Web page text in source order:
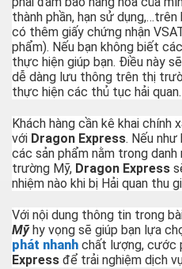
thành phần, hạn sử
có thêm giấy chứng nhận
phẩm). Nếu bạn không biết
thực hiện giúp bạn. Điều này
dễ dàng lưu thông trên thị
thực hiện các thủ tục hải quan.
Khách hàng cần kê khai chính
với Dragon Express. Nếu
các sản phẩm nằm trong
trường Mỹ, Dragon Express
nhiệm nào khi bị Hải quan thu
Với nội dung thông tin trong
Mỹhy vọng sẽ giúp bạn lựa
phát nhanh chất lượng, cước
Express để trải nghiệm dịch